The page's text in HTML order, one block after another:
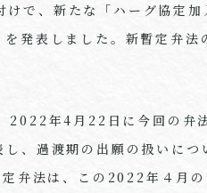
で、新たな「ハーグ協定加
発表しました。新暫定弁
年4月22日に今回の弁
、過渡期の出願の扱いにつ
弁法は、この2022年４月